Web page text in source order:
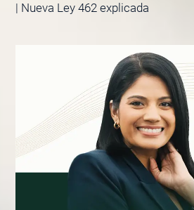
| Nueva Ley 462 explicada